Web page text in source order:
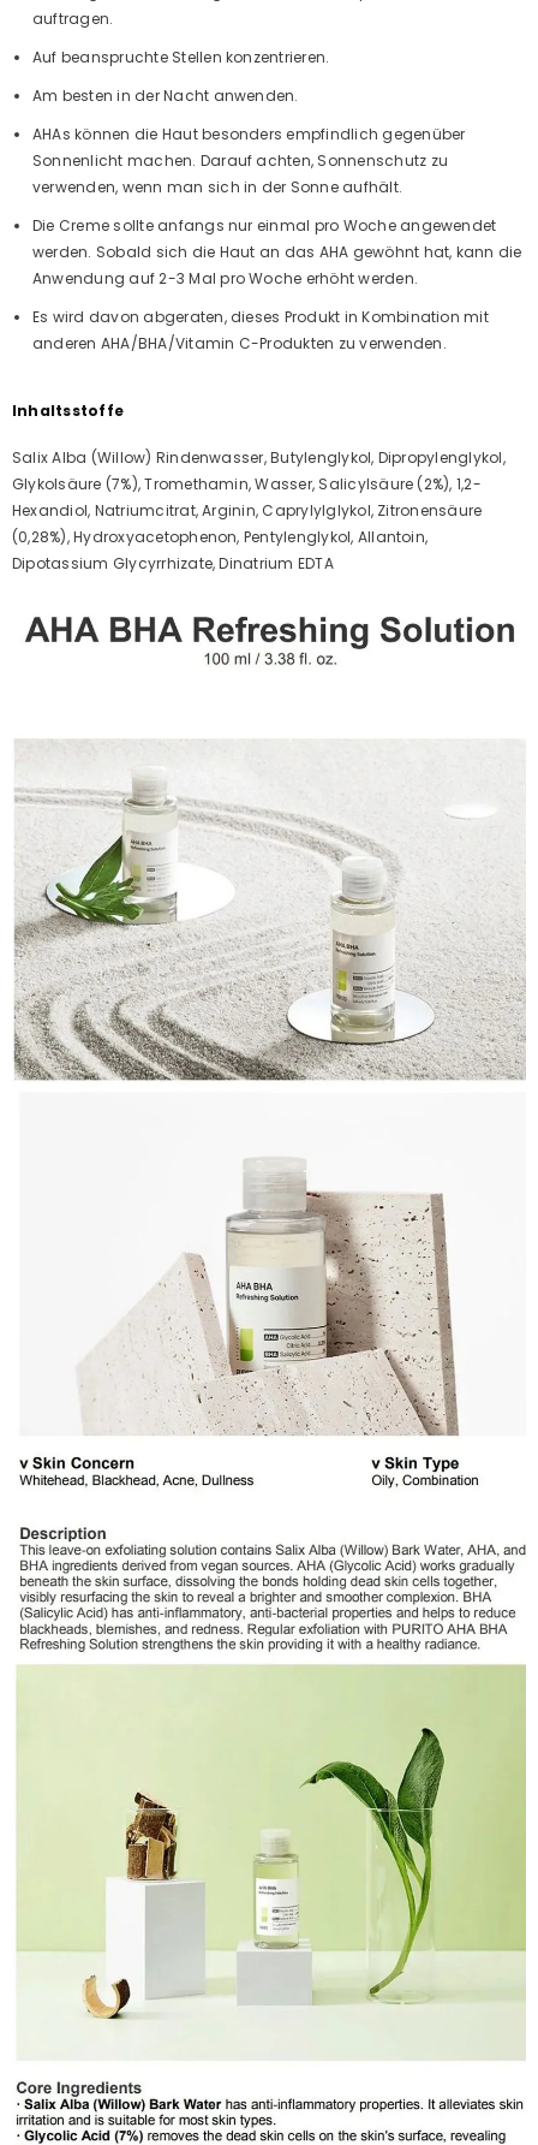
auftragen.
Auf beanspruchte Stellen konzentrieren.
Am besten in der Nacht anwenden.
AHAs können die Haut besonders empfindlich gegenüber
Sonnenlicht machen. Darauf achten, Sonnenschutz zu
verwenden, wenn man sich in der Sonne aufhält.
Die Creme sollte anfangs nur einmal pro Woche angewendet
werden. Sobald sich die Haut an das AHA gewöhnt hat, kann die
Anwendung auf 2-3 Mal pro Woche erhöht werden.
Es wird davon abgeraten, dieses Produkt in Kombination mit
anderen AHA/BHA/Vitamin C-Produkten zu verwenden.
Inhaltsstoffe
Salix Alba (Willow) Rindenwasser, Butylenglykol, Dipropylenglykol,
Glykolsäure (7%), Tromethamin, Wasser, Salicylsäure (2%), 1,2-
Hexandiol, Natriumcitrat, Arginin, Caprylylglykol, Zitronensäure
(0,28%), Hydroxyacetophenon, Pentylenglykol, Allantoin,
Dipotassium Glycyrrhizate, Dinatrium EDTA